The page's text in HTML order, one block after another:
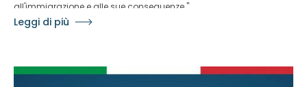
all'immigrazione e alle sue conseguenze."
Leggi di più